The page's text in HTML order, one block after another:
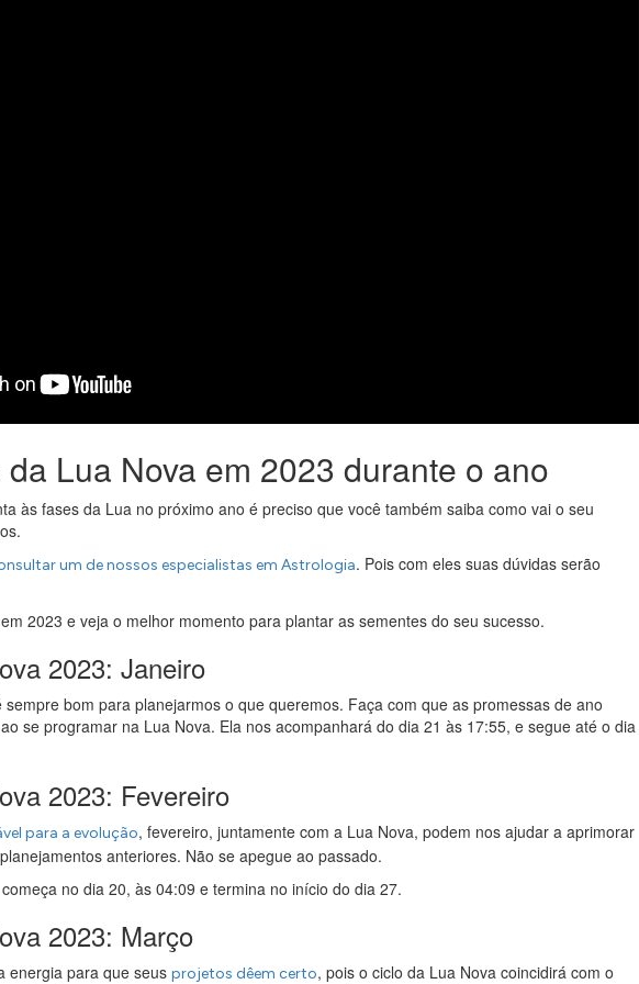
Lua Nova em 2023 durante o ano
às fases da Lua no próximo ano é preciso que você também saiba como vai o seu
um de nossos especialistas em Astrologia. Pois com eles suas dúvidas serão
2023 e veja o melhor momento para plantar as sementes do seu sucesso.
2023: Janeiro
bom para planejarmos o que queremos. Faça com que as promessas de ano
se programar na Lua Nova. Ela nos acompanhará do dia 21 às 17:55, e segue até o dia
2023: Fevereiro
para a evolução, fevereiro, juntamente com a Lua Nova, podem nos ajudar a aprimorar
anteriores. Não se apegue ao passado.
no dia 20, às 04:09 e termina no início do dia 27.
2023: Março
energia para que seus projetos dêem certo, pois o ciclo da Lua Nova coincidirá com o